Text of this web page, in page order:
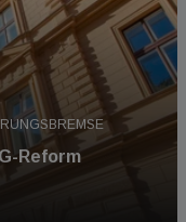
Reform